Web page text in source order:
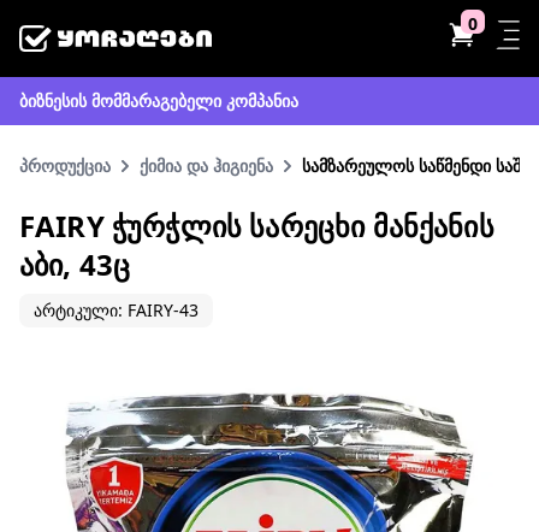
0
ბიზნესის მომმარაგებელი კომპანია
პროდუქცია ქიმია და ჰიგიენა სამზარეულოს საწმენდი
FAIRY ᲭᲣᲠᲭᲚᲘᲡ ᲡᲐᲠᲔᲪᲮᲘ ᲛᲐᲜᲥᲐᲜᲘᲡ
ᲐᲑᲘ, 43Ც
არტიკული: FAIRY-43